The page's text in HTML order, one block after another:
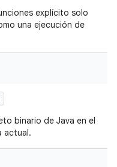
explícito solo
una ejecución de
binario de Java en el
actual.